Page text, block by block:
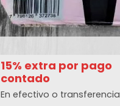
15% extra por pago
contado
En efectivo o transferencia